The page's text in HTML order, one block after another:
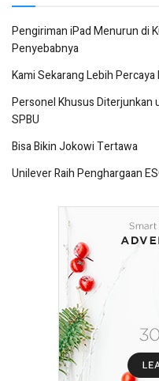
Pengiriman iPad Menurun di
Penyebabnya
Kami Sekarang Lebih Percaya
Personel Khusus Diterjunkan
SPBU
Bisa Bikin Jokowi Tertawa
Unilever Raih Penghargaan